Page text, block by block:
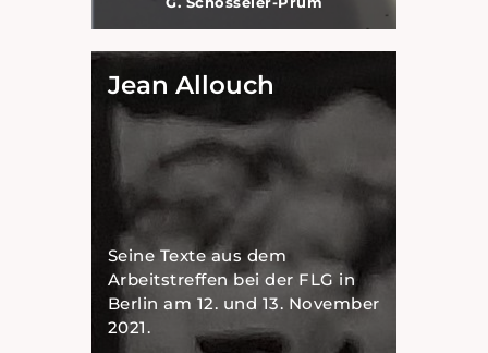
Jean Allouch
Seine Texte aus dem
Arbeitstreffen bei der FLG in
Berlin am 12. und 13. November
2021.